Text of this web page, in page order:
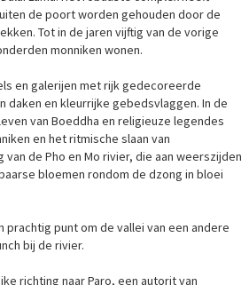
de poort worden gehouden door de
Tot in de jaren vijftig van de vorige
monniken wonen.
en galerijen met rijk gedecoreerde
en kleurrijke gebedsvlaggen. In de
van Boeddha en religieuze legendes
en het ritmische slaan van
de Pho en Mo rivier, die aan weerszijden
bloemen rondom de dzong in bloei
punt om de vallei van een andere
bij de rivier.
richting naar Paro, een autorit van